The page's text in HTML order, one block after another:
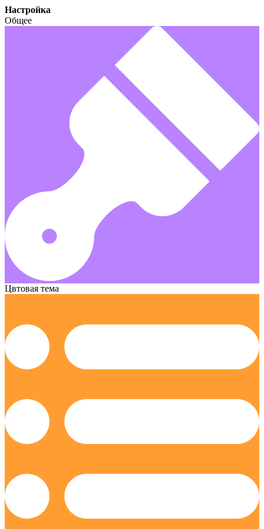
Настройка
Общее
Цвтовая тема